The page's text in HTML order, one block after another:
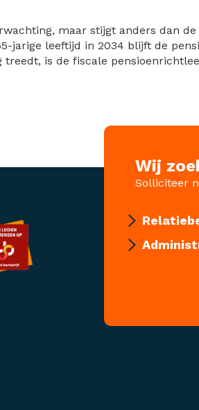
maar stijgt anders dan
jarige leeftijd in 2034 blijft de
is de fiscale
Wij
Solliciteer